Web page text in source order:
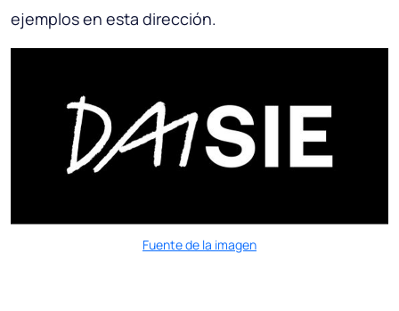
ejemplos en esta dirección.
Fuente de la imagen